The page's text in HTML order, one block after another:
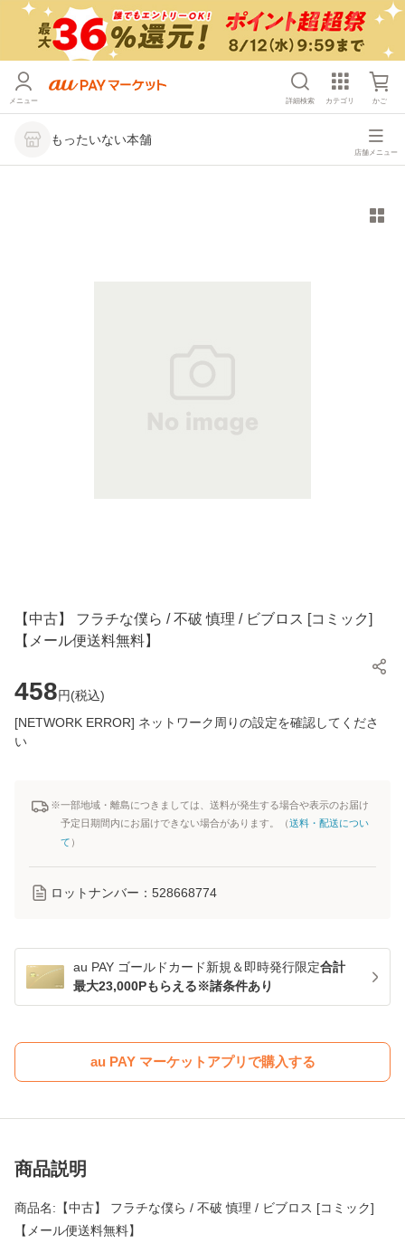
メニュー 詳細検索 カテゴリ かご
もったいない本舗
店舗メニュー
【中古】 フラチな僕ら / 不破 慎理 / ビブロス [コミック]
【メール便送料無料】
458円(税込)
[NETWORK ERROR] ネットワーク周りの設定を確認してくださ
い
※一部地域・離島につきましては、送料が発生する場合や表示のお届け
予定日期間内にお届けできない場合があります。（送料・配送につい
て ）
ロットナンバー： 528668774
au PAY ゴールドカード新規＆即時発行限定合計
最大23,000Pもらえる※諸条件あり
au PAY マーケットアプリで購入する
商品説明
商品名:【中古】 フラチな僕ら / 不破 慎理 / ビブロス [コミック]
【メール便送料無料】